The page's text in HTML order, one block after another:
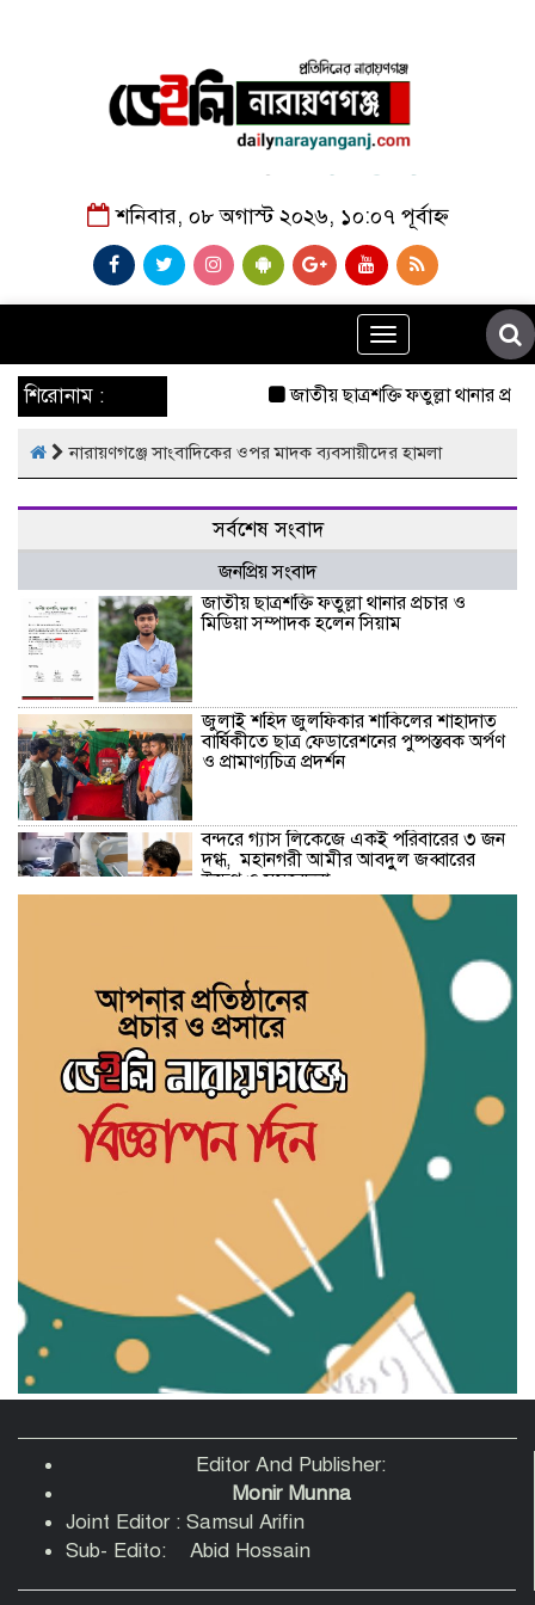
শনিবার, ০৮ অগাস্ট ২০২৬, ১০:০৭ পূর্বাহ্ন
Toggle
navigation
শিরোনাম : জাতীয় ছাত্রশক্তি ফতুল্লা থানার
নারায়ণগঞ্জে সাংবাদিকের ওপর মাদক ব্যবসায়ীদের হামলা
সর্বশেষ সংবাদ
জনপ্রিয় সংবাদ
জাতীয় ছাত্রশক্তি ফতুল্লা থানার প্রচার ও
মিডিয়া সম্পাদক হলেন সিয়াম
​জুলাই শহিদ জুলফিকার শাকিলের শাহাদাত
বার্ষিকীতে ছাত্র ফেডারেশনের পুষ্পস্তবক অর্পণ
ও প্রামাণ্যচিত্র প্রদর্শন
বন্দরে গ্যাস লিকেজে একই পরিবারের ৩ জন
দগ্ধ, মহানগরী আমীর আবদুুল জব্বারের
উদ্বেগ ও সমবেদনা
মাদক ও ছিনতাই এর বিরুদ্ধে ১নং বাবুরাইলে
প্রস্তুতিমূলক আলোচনা সভা
সাহিত্য জোট নারায়ণগঞ্জের কবিতা পাঠ ও
সাহিত্য আলোচনায় মুখরিত অনুষ্ঠান
‘স্বপ্ন, সেবা ও সমৃদ্ধি’ স্লোগানে নারায়ণগঞ্জে
সহযাত্রী মানবকল্যাণ ফাউন্ডেশনের যাত্রা শুরু
রাজনৈতিক ব্যানার ব্যবহার করে চাঁদাবাজি-
সন্ত্রাসবাদসহ মাদক ব্যবসা বন্ধের আহবান
আহমেদুর রহমান তনুর
তোলারাম কলেজে হামলায় আহত শিবির
সভাপতি
Editor And Publisher:
Monir Munna
Joint Editor : Samsul Arifin
Sub- Edito: Abid Hossain